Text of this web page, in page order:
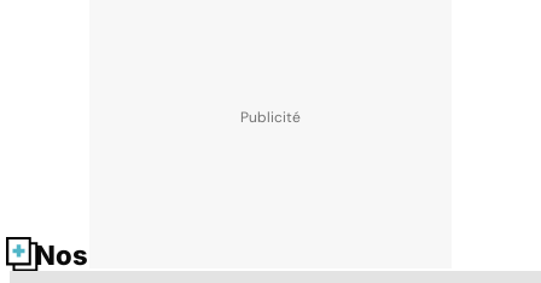
Nos fiches santé